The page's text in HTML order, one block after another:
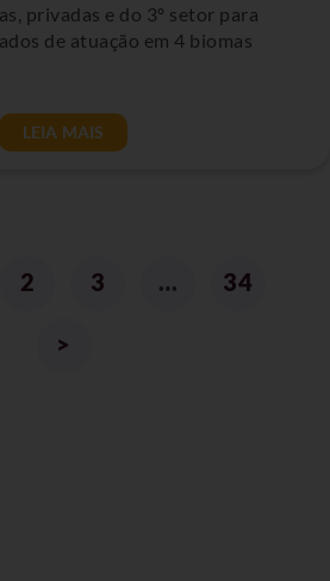
privadas e do 3º setor para
de atuação em 4 biomas
LEIA MAIS
2 3 … 34
>